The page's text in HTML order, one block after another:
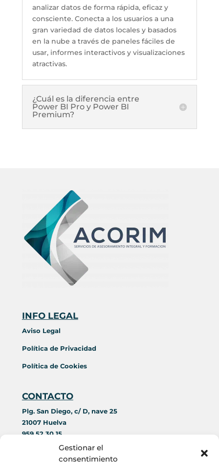
Gestionar el
consentimiento
analizar datos de forma rápida, eficaz y
consciente. Conecta a los usuarios a una
gran variedad de datos locales y basados
en la nube a través de paneles fáciles de
usar, informes interactivos y visualizaciones
atractivas.
¿Cuál es la diferencia entre
Power BI Pro y Power BI
Premium?
INFO LEGAL
Aviso Legal
Política de Privacidad
Política de Cookies
CONTACTO
Plg. San Diego, c/ D, nave 25
21007 Huelva
959 52 30 15
644 42 69 89
contacto@acorim.es